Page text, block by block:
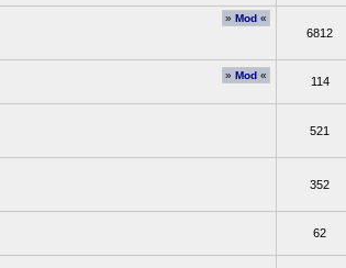
» Mod «
6812
» Mod « 114
521
352
62